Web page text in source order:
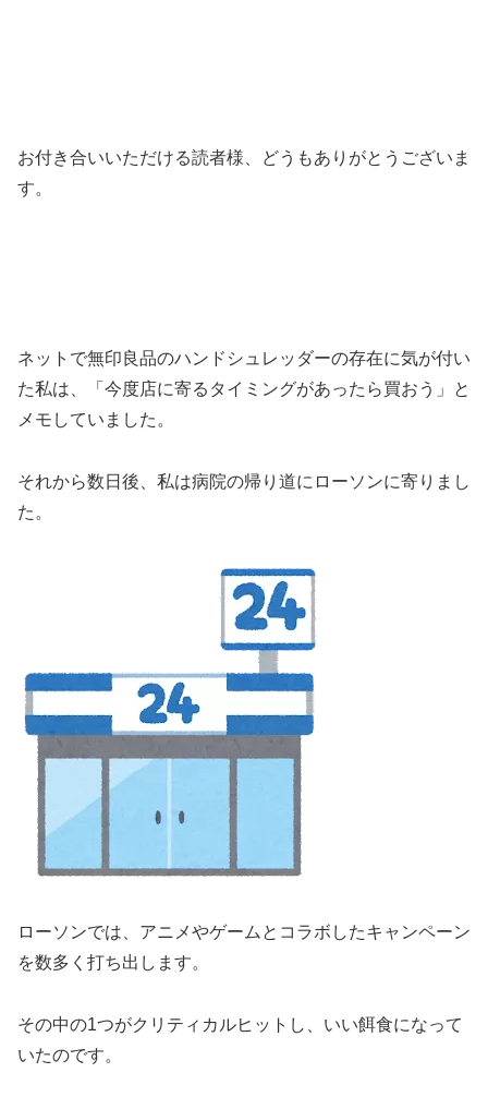
お付き合いいただける読者様、どうもありがとうございま
す。
ネットで無印良品のハンドシュレッダーの存在に気が付い
た私は、「今度店に寄るタイミングがあったら買おう」と
メモしていました。
それから数日後、私は病院の帰り道にローソンに寄りまし
た。
ローソンでは、アニメやゲームとコラボしたキャンペーン
を数多く打ち出します。
その中の1つがクリティカルヒットし、いい餌食になって
いたのです。